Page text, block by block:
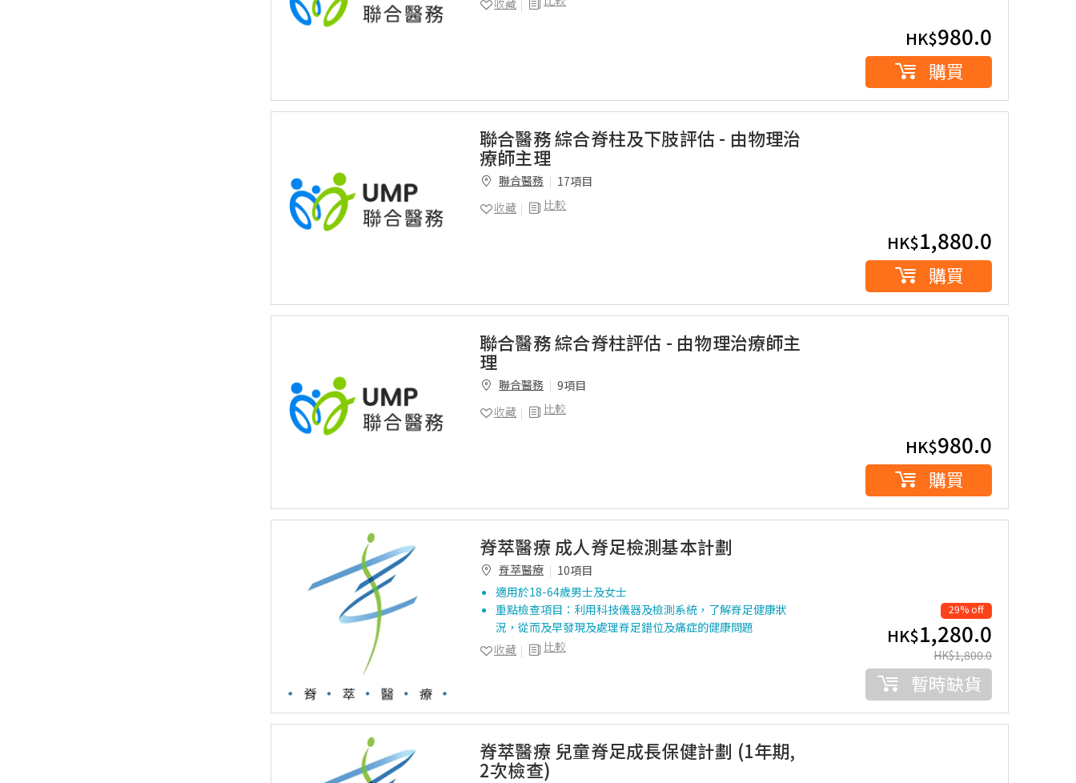
收藏
HK$980.0
購買
聯合醫務 綜合脊柱及下肢評估 - 由物理治
療師主理
聯合醫務
17項目
比較
收藏
HK$1,880.0
購買
聯合醫務 綜合脊柱評估 - 由物理治療師主
理
聯合醫務
9項目
比較
收藏
HK$980.0
購買
脊萃醫療 成人脊足檢測基本計劃
脊萃醫療
10項目
適用於18-64歲男士及女士
重點檢查項目：利用科技儀器及檢測系統，了解脊足健康狀
況，從而及早發現及處理脊足錯位及痛症的健康問題
比較
收藏
29% off
HK$1,280.0
HK$1,800.0
暫時缺貨
脊萃醫療 兒童脊足成長保健計劃 (1年期,
2次檢查)